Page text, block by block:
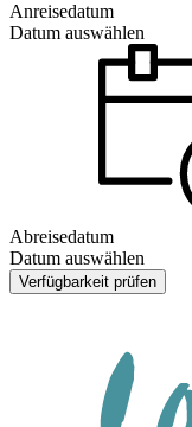
Anreisedatum
Datum auswählen
Abreisedatum
Datum auswählen
Verfügbarkeit prüfen